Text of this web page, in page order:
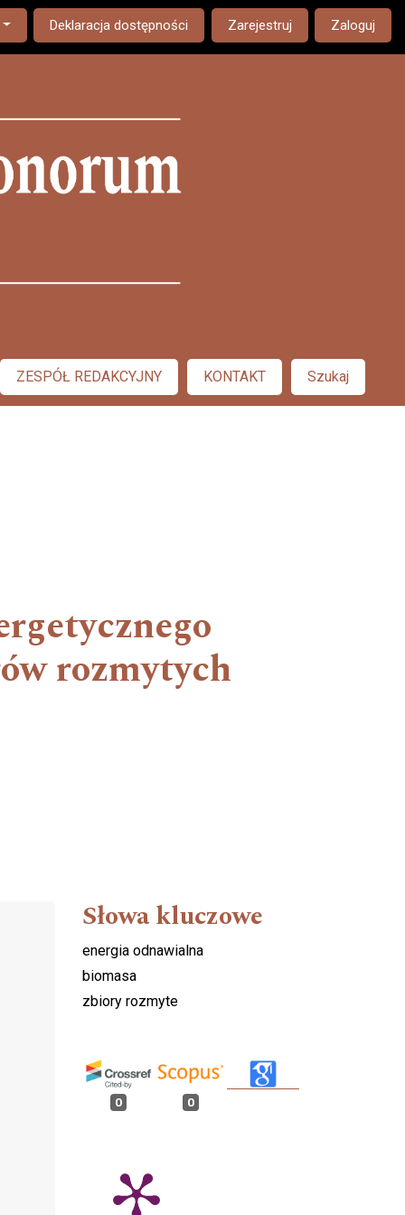
The current language is:
Deklaracja dostępności Zarejestruj Zaloguj
ZESPÓŁ REDAKCYJNY KONTAKT Szukaj
rozmytych
Słowa kluczowe
energia odnawialna
biomasa
zbiory rozmyte
0 0